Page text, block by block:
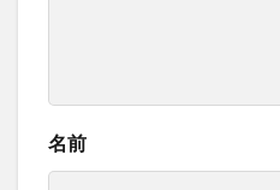
名前